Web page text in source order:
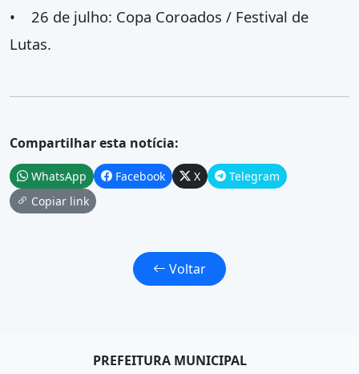
• 26 de julho: Copa Coroados / Festival de
Lutas.
Compartilhar esta notícia:
WhatsApp Facebook X
Telegram
Copiar link
Voltar
PREFEITURA MUNICIPAL